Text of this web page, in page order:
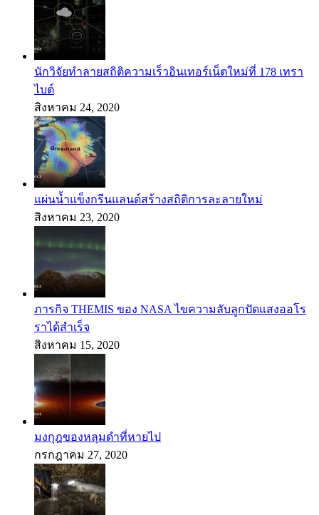
นักวิจัยทำลายสถิติความเร็วอินเทอร์เน็ตใหม่ที่ 178 เทรา
ไบต์
สิงหาคม 24, 2020
แผ่นน้ำแข็งกรีนแลนด์สร้างสถิติการละลายใหม่
สิงหาคม 23, 2020
ภารกิจ THEMIS ของ NASA ไขความลับลูกปัดแสงออโร
ราได้สำเร็จ
สิงหาคม 15, 2020
มงกุฎของหลุมดำที่หายไป
กรกฎาคม 27, 2020